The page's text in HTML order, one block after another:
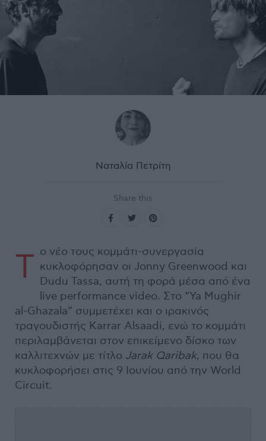
Ναταλία Πετρίτη
Share this
Τ ο νέο τους κομμάτι-συνεργασία
κυκλοφόρησαν οι Jonny Greenwood και
Dudu Tassa, αυτή τη φορά μέσα από ένα
live performance video. Στο “Ya Mughir
al-Ghazala” συμμετέχει και ο ιρακινός
τραγουδιστής Karrar Alsaadi, ενώ το κομμάτι
περιλαμβάνεται στον επικείμενο δίσκο των
καλλιτεχνών με τίτλο Jarak Qaribak, που θα
κυκλοφορήσει στις 9 Ιουνίου από την World
Circuit.